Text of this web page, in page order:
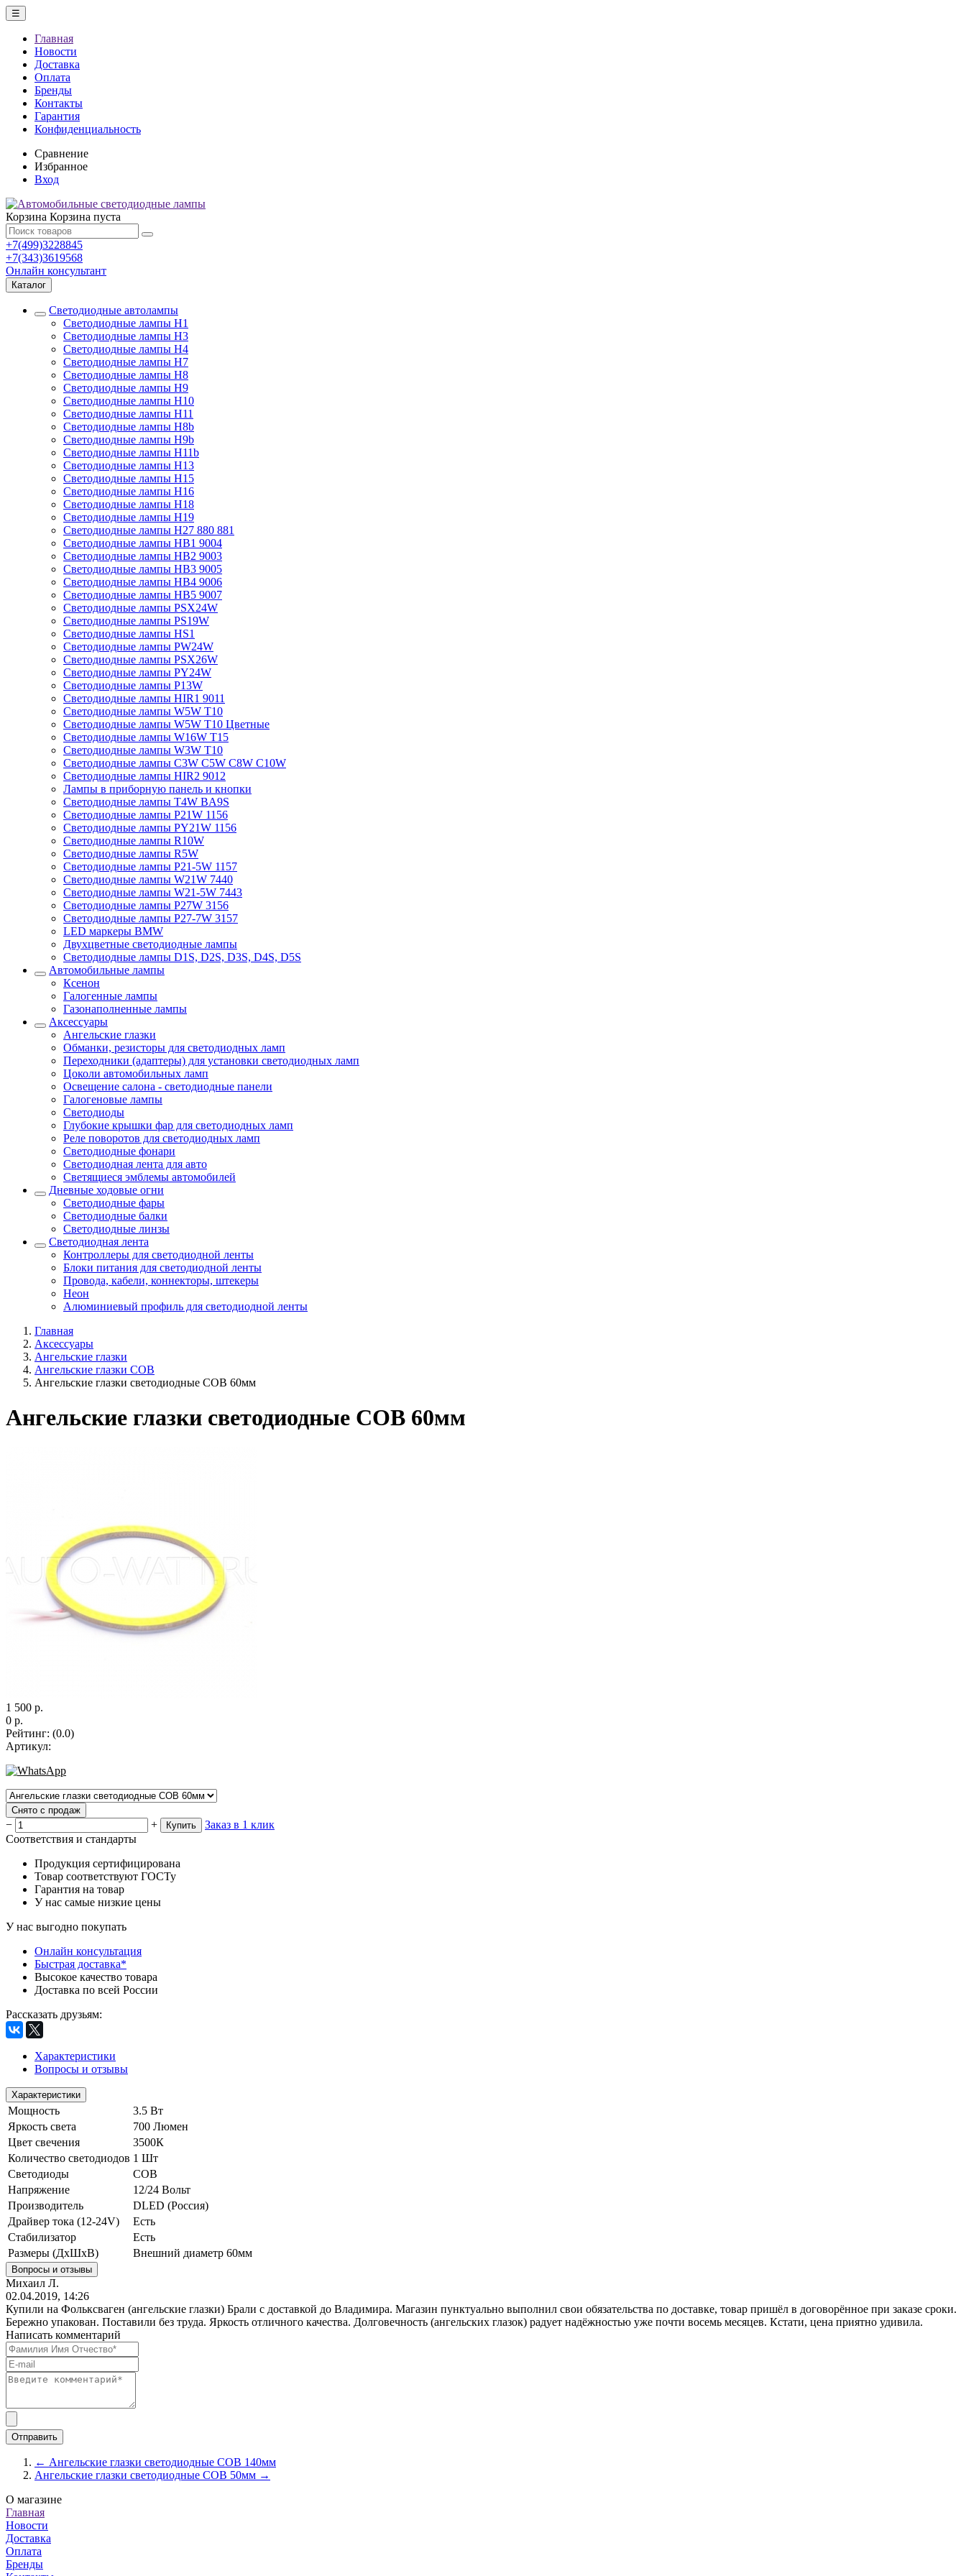
☰
Главная
Новости
Доставка
Оплата
Бренды
Контакты
Гарантия
Конфиденциальность
Сравнение
Избранное
Вход
Корзина Корзина пуста
+7(499)3228845
+7(343)3619568
Онлайн консультант
Каталог
Светодиодные автолампы
Светодиодные лампы H1
Светодиодные лампы H3
Светодиодные лампы H4
Светодиодные лампы H7
Светодиодные лампы H8
Светодиодные лампы H9
Светодиодные лампы H10
Светодиодные лампы H11
Светодиодные лампы H8b
Светодиодные лампы H9b
Светодиодные лампы H11b
Светодиодные лампы H13
Светодиодные лампы H15
Светодиодные лампы H16
Светодиодные лампы H18
Светодиодные лампы H19
Светодиодные лампы H27 880 881
Светодиодные лампы HB1 9004
Светодиодные лампы HB2 9003
Светодиодные лампы HB3 9005
Светодиодные лампы HB4 9006
Светодиодные лампы HB5 9007
Светодиодные лампы PSX24W
Светодиодные лампы PS19W
Светодиодные лампы HS1
Светодиодные лампы PW24W
Светодиодные лампы PSX26W
Светодиодные лампы PY24W
Светодиодные лампы P13W
Светодиодные лампы HIR1 9011
Светодиодные лампы W5W T10
Светодиодные лампы W5W T10 Цветные
Светодиодные лампы W16W Т15
Светодиодные лампы W3W T10
Светодиодные лампы C3W C5W C8W C10W
Светодиодные лампы HIR2 9012
Лампы в приборную панель и кнопки
Светодиодные лампы T4W BA9S
Светодиодные лампы P21W 1156
Светодиодные лампы PY21W 1156
Светодиодные лампы R10W
Светодиодные лампы R5W
Светодиодные лампы P21-5W 1157
Светодиодные лампы W21W 7440
Светодиодные лампы W21-5W 7443
Светодиодные лампы P27W 3156
Светодиодные лампы P27-7W 3157
LED маркеры BMW
Двухцветные светодиодные лампы
Светодиодные лампы D1S, D2S, D3S, D4S, D5S
Автомобильные лампы
Ксенон
Галогенные лампы
Газонаполненные лампы
Аксессуары
Ангельские глазки
Обманки, резисторы для светодиодных ламп
Переходники (адаптеры) для установки светодиодных ламп
Цоколи автомобильных ламп
Освещение салона - светодиодные панели
Галогеновые лампы
Светодиоды
Глубокие крышки фар для светодиодных ламп
Реле поворотов для светодиодных ламп
Светодиодные фонари
Светодиодная лента для авто
Светящиеся эмблемы автомобилей
Дневные ходовые огни
Светодиодные фары
Светодиодные балки
Светодиодные линзы
Светодиодная лента
Контроллеры для светодиодной ленты
Блоки питания для светодиодной ленты
Провода, кабели, коннекторы, штекеры
Неон
Алюминиевый профиль для светодиодной ленты
Главная
Аксессуары
Ангельские глазки
Ангельские глазки COB
Ангельские глазки светодиодные COB 60мм
Ангельские глазки светодиодные COB 60мм
1 500 р.
0 р.
Рейтинг: (0.0)
Артикул:
Снято с продаж
− + Купить
Заказ в 1 клик
Соответствия и стандарты
Продукция сертифицирована
Товар соответствуют ГОСТу
Гарантия на товар
У нас самые низкие цены
У нас выгодно покупать
Онлайн консультация
Быстрая доставка*
Высокое качество товара
Доставка по всей России
Рассказать друзьям:
Характеристики
Вопросы и отзывы
Характеристики
Мощность
3.5 Вт
Яркость света
700 Люмен
Цвет свечения
3500К
Количество светодиодов 1 Шт
Светодиоды
COB
Напряжение
12/24 Вольт
Производитель
DLED (Россия)
Драйвер тока (12-24V)
Есть
Стабилизатор
Есть
Размеры (ДхШхВ)
Внешний диаметр 60мм
Вопросы и отзывы
Михаил Л.
02.04.2019, 14:26
Купили на Фольксваген (ангельские глазки) Брали с доставкой до Владимира. Магазин пунктуально выполнил свои обязательства по доставке, товар пришёл в договорённое при заказе сроки.
Бережно упакован. Поставили без труда. Яркость отличного качества. Долговечность (ангельских глазок) радует надёжностью уже почти восемь месяцев. Кстати, цена приятно удивила.
Написать комментарий
← Ангельские глазки светодиодные COB 140мм
Ангельские глазки светодиодные COB 50мм →
О магазине
Главная
Новости
Доставка
Оплата
Бренды